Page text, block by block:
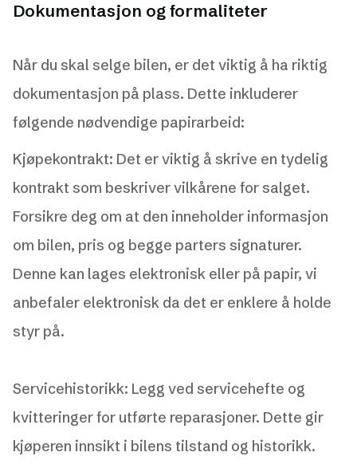
Dokumentasjon og formaliteter
Når du skal selge bilen, er det viktig å ha riktig
dokumentasjon på plass. Dette inkluderer
følgende nødvendige papirarbeid:
Kjøpekontrakt: Det er viktig å skrive en tydelig
kontrakt som beskriver vilkårene for salget.
Forsikre deg om at den inneholder informasjon
om bilen, pris og begge parters signaturer.
Denne kan lages elektronisk eller på papir, vi
anbefaler elektronisk da det er enklere å holde
styr på.
Servicehistorikk: Legg ved servicehefte og
kvitteringer for utførte reparasjoner. Dette gir
kjøperen innsikt i bilens tilstand og historikk.